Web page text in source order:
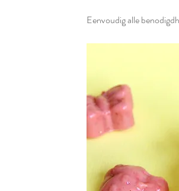
Eenvoudig alle